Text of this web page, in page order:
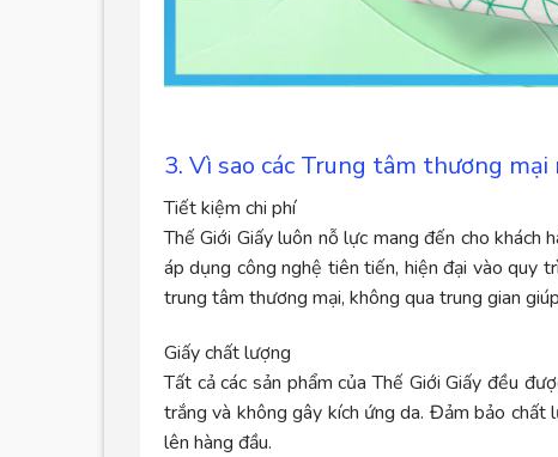
3. Vì sao các Trung tâm thương
Tiết kiệm chi phí
Thế Giới Giấy luôn nỗ lực mang đến cho khách
áp dụng công nghệ tiên tiến, hiện đại vào quy
trung tâm thương mại, không qua trung gian
Giấy chất lượng
Tất cả các sản phẩm của Thế Giới Giấy đều
trắng và không gây kích ứng da. Đảm bảo
lên hàng đầu.